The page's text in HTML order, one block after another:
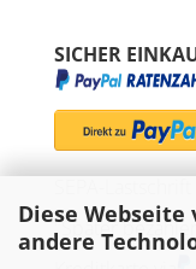
Diese
andere
SICHER
"Später